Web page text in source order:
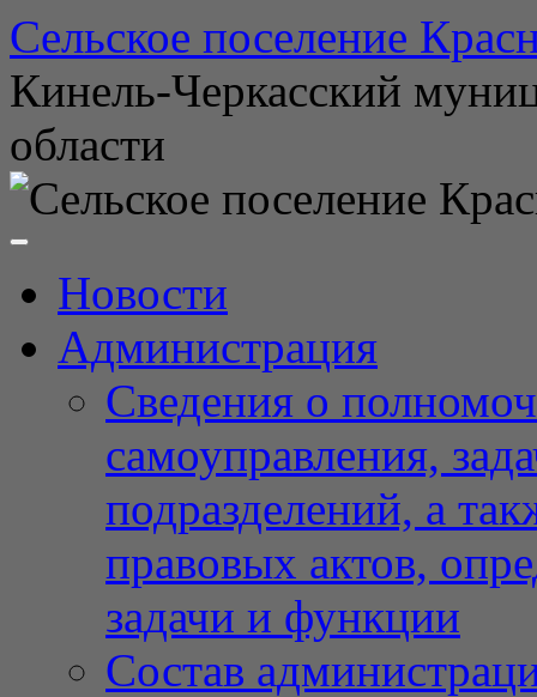
Перейти
к
содержимому
Сельское поселение
Кинель-Черкасский
области
Новости
Администрация
Сведения о
самоуправления,
подразделений, а
правовых актов,
задачи и функции
Состав